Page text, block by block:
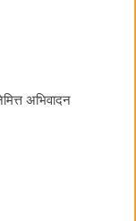
अभिवादन